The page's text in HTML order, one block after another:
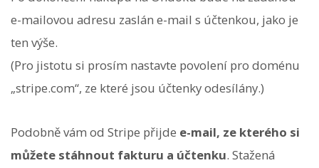
e-mailovou adresu zaslán e-mail s účtenkou, jako je
ten výše.
(Pro jistotu si prosím nastavte povolení pro doménu
„stripe.com“, ze které jsou účtenky odesílány.)
Podobně vám od Stripe přijde e-mail, ze kterého si
můžete stáhnout fakturu a účtenku. Stažená